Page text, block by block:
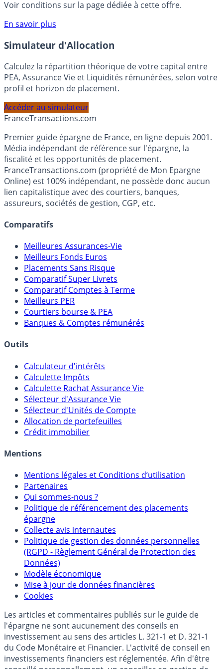
rémunéré Rentabilis. Il n’est pas nécessaire d’ouvrir un
Voir conditions sur la page dédiée à cette offre.
En savoir plus
Simulateur d'Allocation
Calculez la répartition théorique de votre capital entre
PEA, Assurance Vie et Liquidités rémunérées, selon votre
profil et horizon de placement.
FranceTransactions.com
Premier guide épargne de France, en ligne depuis 2001.
Média indépendant de référence sur l'épargne, la
fiscalité et les opportunités de placement.
FranceTransactions.com (propriété de Mon Epargne
Online) est 100% indépendant, ne possède donc aucun
lien capitalistique avec des courtiers, banques,
assureurs, sociétés de gestion, CGP, etc.
Comparatifs
Meilleures Assurances-Vie
Meilleurs Fonds Euros
Placements Sans Risque
Comparatif Super Livrets
Comparatif Comptes à Terme
Meilleurs PER
Banques & Comptes rémunérés
Outils
Calculateur d'intérêts
Calculette Impôts
Calculette Rachat Assurance Vie
Sélecteur d'Assurance Vie
Sélecteur d'Unités de Compte
Crédit immobilier
Mentions
Mentions légales et Conditions d’utilisation
Partenaires
Qui sommes-nous ?
Politique de référencement des placements
épargne
Collecte avis internautes
Politique de gestion des données personnelles
(RGPD - Règlement Général de Protection des
Données)
Modèle économique
Cookies
Les articles et commentaires publiés sur le guide de
l'épargne ne sont aucunement des conseils en
investissement au sens des articles L. 321-1 et D. 321-1